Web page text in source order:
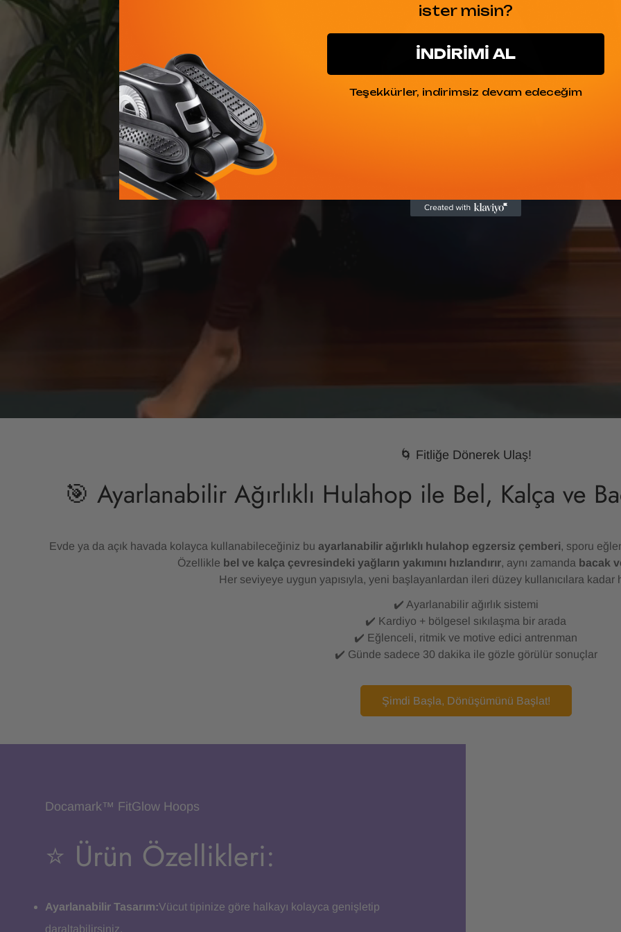
🌀 Fitliğe Dönerek Ulaş!
🎯 Ayarlanabilir Ağırlıklı Hulahop ile Bel, Kalça ve
Evde ya da açık havada kolayca kullanabileceğiniz bu ayarlanabilir ağırlıklı hulahop egzersiz çemberi, sporu
Özellikle bel ve kalça çevresindeki yağların yakımını hızlandırır, aynı zamanda bacak
Her seviyeye uygun yapısıyla, yeni başlayanlardan ileri düzey kullanıcılara kadar
✔️ Ayarlanabilir ağırlık sistemi
✔️ Kardiyo + bölgesel sıkılaşma bir arada
✔️ Eğlenceli, ritmik ve motive edici antrenman
✔️ Günde sadece 30 dakika ile gözle görülür sonuçlar
Şimdi Başla, Dönüşümünü Başlat!
Docamark™ FitGlow Hoops
⭐️ Ürün Özellikleri:
Ayarlanabilir Tasarım:Vücut tipinize göre halkayı kolayca genişletip
daraltabilirsiniz.
No, I'm not Yes, I am
ister misin?
İNDİRİMİ AL
Teşekkürler, indirimsiz devam edeceğim